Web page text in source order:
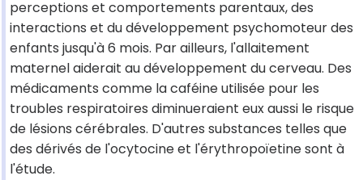
perceptions et comportements parentaux, des
interactions et du développement psychomoteur des
enfants jusqu'à 6 mois. Par ailleurs, l'allaitement
maternel aiderait au développement du cerveau. Des
médicaments comme la caféine utilisée pour les
troubles respiratoires diminueraient eux aussi le risque
de lésions cérébrales. D'autres substances telles que
des dérivés de l'ocytocine et l'érythropoïetine sont à
l'étude.